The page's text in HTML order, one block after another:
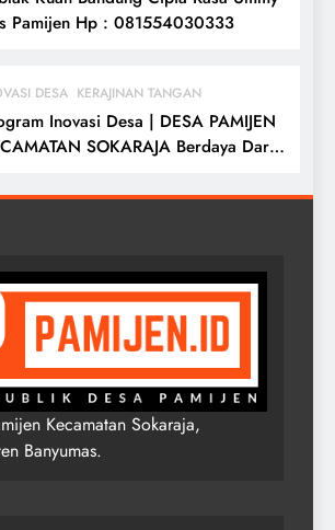
Uus Pamijen Hp : 081554030333
DESA KERAJINAN TANGAN
Inovasi Desa | DESA PAMIJEN
SOKARAJA Berdaya Dari
Kecamatan Sokaraja,
Banyumas.